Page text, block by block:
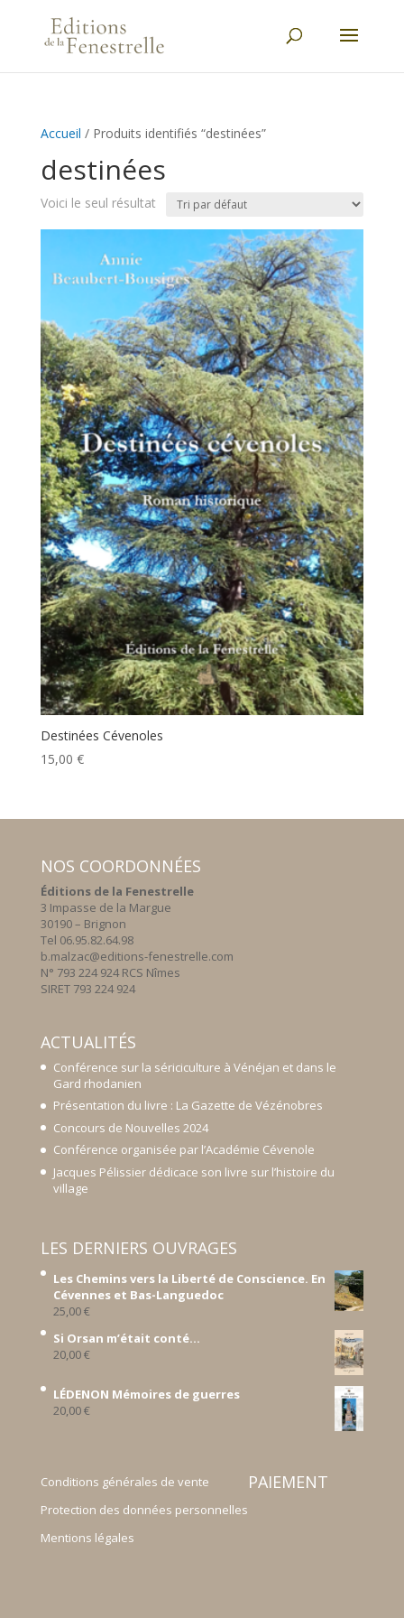
Accueil / Produits identifiés “destinées”
destinées
Voici le seul résultat
Destinées Cévenoles
15,00 €
NOS COORDONNÉES
Éditions de la Fenestrelle
3 Impasse de la Margue
30190 – Brignon
Tel 06.95.82.64.98
b.malzac@editions-fenestrelle.com
N° 793 224 924 RCS Nîmes
SIRET 793 224 924
ACTUALITÉS
Conférence sur la sériciculture à Vénéjan et dans le
Gard rhodanien
Présentation du livre : La Gazette de Vézénobres
Concours de Nouvelles 2024
Conférence organisée par l’Académie Cévenole
Jacques Pélissier dédicace son livre sur l’histoire du
village
LES DERNIERS OUVRAGES
Les Chemins vers la Liberté de Conscience. En
Cévennes et Bas-Languedoc
25,00€
Si Orsan m’était conté...
20,00€
LÉDENON Mémoires de guerres
20,00€
Conditions générales de vente
Protection des données personnelles
Mentions légales
PAIEMENT